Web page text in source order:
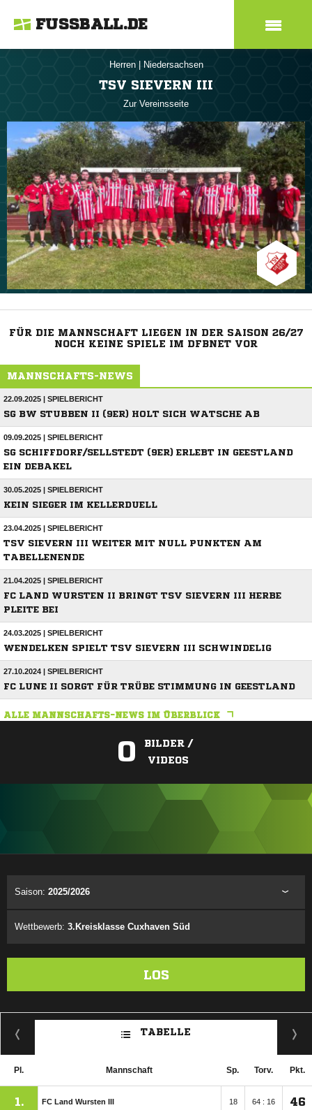
FUSSBALL.DE
Herren Niedersachsen
TSV SIEVERN III
Zur Vereinsseite
FÜR DIE MANNSCHAFT LIEGEN IN DER SAISON 26/27
NOCH KEINE SPIELE IM DFBNET VOR
MANNSCHAFTS-NEWS
22.09.2025 | SPIELBERICHT
SG BW STUBBEN II (9ER) HOLT SICH WATSCHE AB
09.09.2025 | SPIELBERICHT
SG SCHIFFDORF/SELLSTEDT (9ER) ERLEBT IN GEESTLAND
EIN DEBAKEL
30.05.2025 | SPIELBERICHT
KEIN SIEGER IM KELLERDUELL
23.04.2025 | SPIELBERICHT
TSV SIEVERN III WEITER MIT NULL PUNKTEN AM
TABELLENENDE
21.04.2025 | SPIELBERICHT
FC LAND WURSTEN II BRINGT TSV SIEVERN III HERBE
PLEITE BEI
24.03.2025 | SPIELBERICHT
WENDELKEN SPIELT TSV SIEVERN III SCHWINDELIG
27.10.2024 | SPIELBERICHT
FC LUNE II SORGT FÜR TRÜBE STIMMUNG IN GEESTLAND
ALLE MANNSCHAFTS-NEWS IM ÜBERBLICK
0
BILDER /
VIDEOS
Saison: 2025/2026
Wettbewerb: 3.Kreisklasse Cuxhaven Süd
LOS
TABELLE
Pl. Mannschaft Sp. Torv. Pkt.
1. FC Land Wursten III 18 64 : 16 46